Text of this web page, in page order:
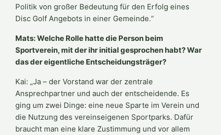
Politik von großer Bedeutung für den Erfolg eines
Disc Golf Angebots in einer Gemeinde.“
Mats: Welche Rolle hatte die Person beim
Sportverein, mit der ihr initial gesprochen habt? War
das der eigentliche Entscheidungsträger?
Kai: „Ja – der Vorstand war der zentrale
Ansprechpartner und auch der entscheidende. Es
ging um zwei Dinge: eine neue Sparte im Verein und
die Nutzung des vereinseigenen Sportparks. Dafür
braucht man eine klare Zustimmung und vor allem